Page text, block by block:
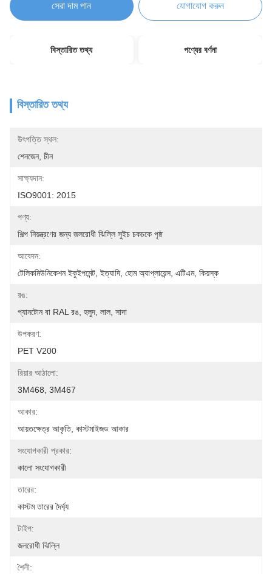
সেরা দাম পান যোগাযোগ করুন
বিস্তারিত তথ্য পণ্যের বর্ণনা
বিস্তারিত তথ্য
উৎপত্তি স্থল:
শেনজেন, চীন
সাক্ষ্যদান:
ISO9001: 2015
পণ্য:
শিল্প নিয়ন্ত্রণের জন্য জলরোধী ঝিল্লি সুইচ চকচকে পৃষ্ঠ
আবেদন:
টেলিকমিউনিকেশন ইকুইপমেন্ট, ইত্যাদি, হোম অ্যাপ্লায়েন্স, এটিএম, কিয়স্ক
রঙ:
প্যানটোন বা RAL রঙ, হলুদ, লাল, সাদা
উপকরণ:
PET V200
রিয়ার আঠালো:
3M468, 3M467
আকার:
আয়তক্ষেত্র আকৃতি, কাস্টমাইজড আকার
সংযোগকারী প্রকার:
কালো সংযোগকারী
তারের:
কাস্টম তারের দৈর্ঘ্য
টাইপ:
জলরোধী ঝিল্লি
শৈলী: